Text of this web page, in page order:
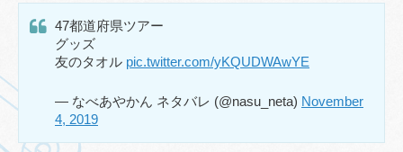
47都道府県ツアー
グッズ
友のタオル pic.twitter.com/yKQUDWAwYE
— なべあやかん ネタバレ (@nasu_neta) November
4, 2019